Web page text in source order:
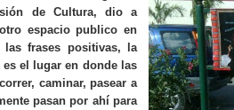
de Cultura, dio a
espacio publico en
las frases positivas, la
el lugar en donde las
caminar, pasear a
pasan por ahí para